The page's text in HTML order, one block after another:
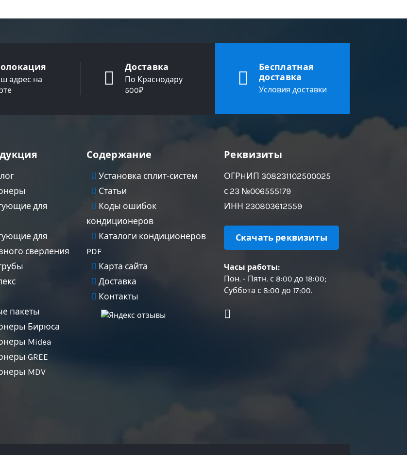
адрес на
Доставка
По Краснодару
500₽
Бесплатная
доставка
Условия доставки
для
для
сверления
пакеты
Бирюса
Midea
GREE
MDV
Содержание
Установка сплит-систем
Статьи
Коды ошибок
кондиционеров
Каталоги кондиционеров
PDF
Карта сайта
Доставка
Контакты
Реквизиты
ОГРHИП 308231102500025
с 23 №006555179
ИНН 230803612559
Скачать реквизиты
Часы работы:
Пон. - Пятн. с 8:00 до 18:00;
Суббота с 8:00 до 17:00.